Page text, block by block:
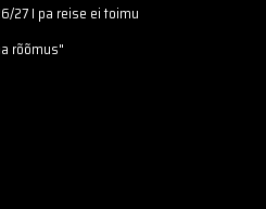
27 I pa reise ei toimu
rõõmus"